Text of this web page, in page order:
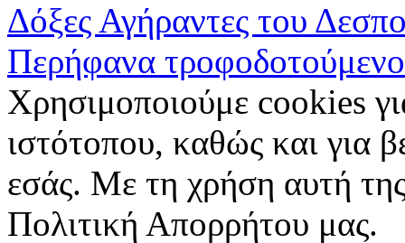
Δόξες Αγήραντες του
Περήφανα
Χρησιμοποιούμε cookies
ιστότοπου, καθώς και για
εσάς. Με τη χρήση αυτή
Πολιτική Απορρήτου μας.